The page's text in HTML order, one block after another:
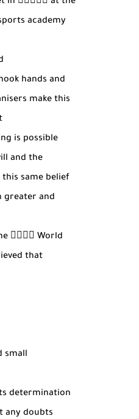
academy
hands and
make this
is possible
and the
same belief
greater and
􀀕􀀓􀀕􀀕 World
that
small
determination
any doubts